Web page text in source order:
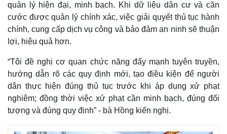
quản lý hiện đại, minh bạch. Khi dữ liệu dân cư và căn
cước được quản lý chính xác, việc giải quyết thủ tục hành
chính, cung cấp dịch vụ công và bảo đảm an ninh sẽ thuận
lợi, hiệu quả hơn.
“Tôi đề nghị cơ quan chức năng đẩy mạnh tuyên truyền,
hướng dẫn rõ các quy định mới, tạo điều kiện để người
dân thực hiện đúng thủ tục trước khi áp dụng xử phạt
nghiêm; đồng thời việc xử phạt cần minh bạch, đúng đối
tượng và đúng quy định” - bà Hồng kiến nghị.